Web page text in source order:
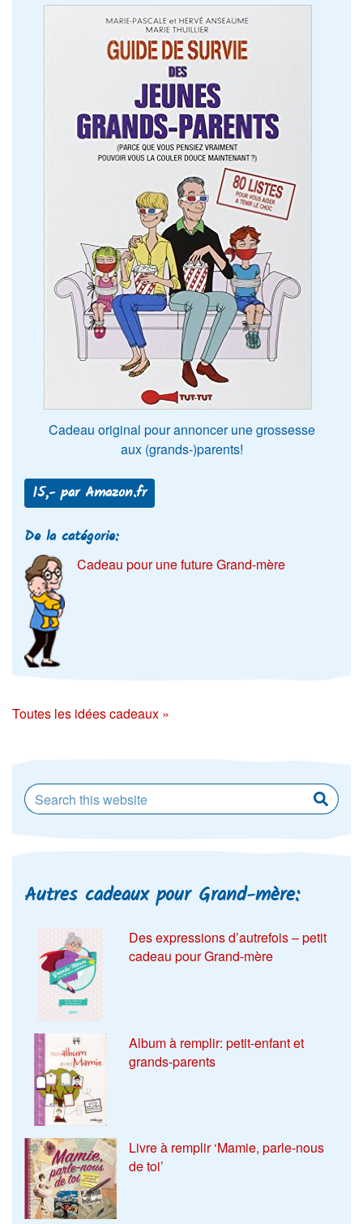
Cadeau original pour annoncer une grossesse
aux (grands-)parents!
15,- par Amazon.fr
De la catégorie:
Cadeau pour une future Grand-mère
Toutes les idées cadeaux »
Autres cadeaux pour Grand-mère:
Des expressions d’autrefois – petit
cadeau pour Grand-mère
Album à remplir: petit-enfant et
grands-parents
Livre à remplir ‘Mamie, parle-nous
de toi’